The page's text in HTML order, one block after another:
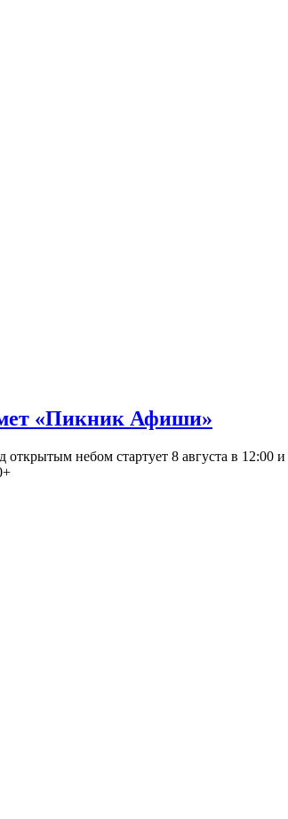
«Пикник Афиши»
небом стартует 8 августа в 12:00 и